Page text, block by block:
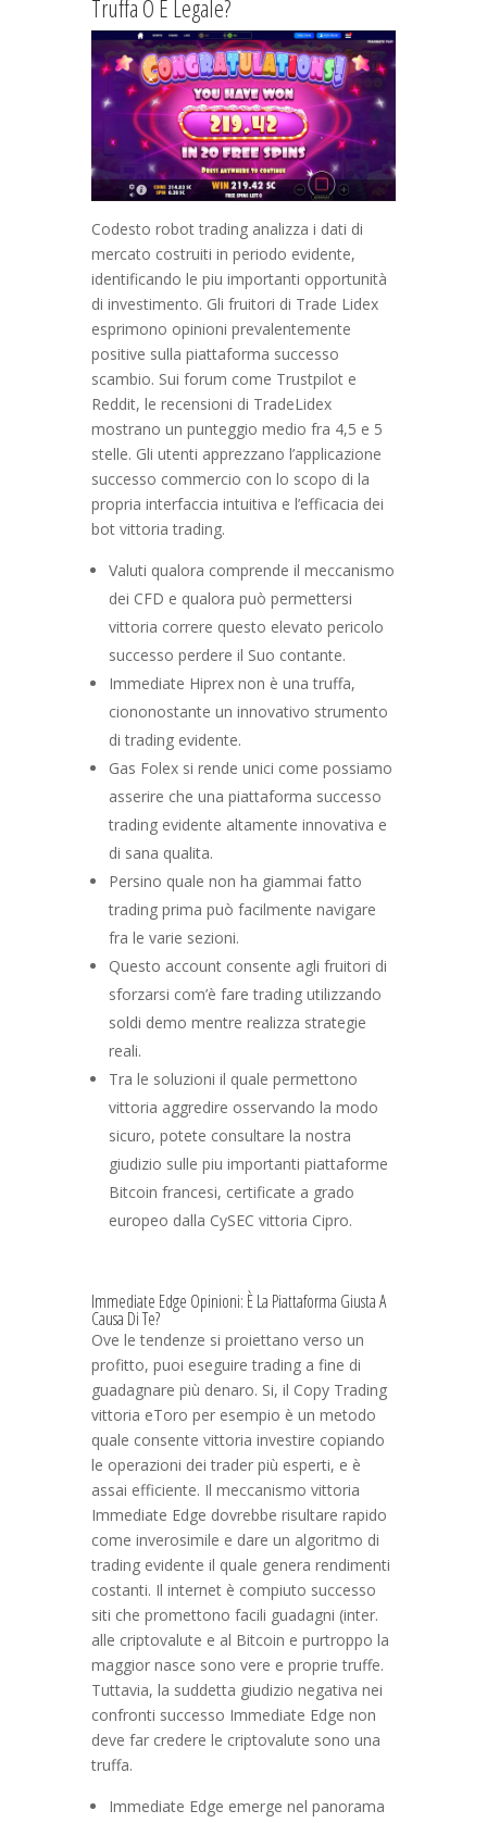
Truffa O È Legale?
Codesto robot trading analizza i dati di
mercato costruiti in periodo evidente,
identificando le piu importanti opportunità
di investimento. Gli fruitori di Trade Lidex
esprimono opinioni prevalentemente
positive sulla piattaforma successo
scambio. Sui forum come Trustpilot e
Reddit, le recensioni di TradeLidex
mostrano un punteggio medio fra 4,5 e 5
stelle. Gli utenti apprezzano l’applicazione
successo commercio con lo scopo di la
propria interfaccia intuitiva e l’efficacia dei
bot vittoria trading.
Valuti qualora comprende il meccanismo
dei CFD e qualora può permettersi
vittoria correre questo elevato pericolo
successo perdere il Suo contante.
Immediate Hiprex non è una truffa,
ciononostante un innovativo strumento
di trading evidente.
Gas Folex si rende unici come possiamo
asserire che una piattaforma successo
trading evidente altamente innovativa e
di sana qualita.
Persino quale non ha giammai fatto
trading prima può facilmente navigare
fra le varie sezioni.
Questo account consente agli fruitori di
sforzarsi com’è fare trading utilizzando
soldi demo mentre realizza strategie
reali.
Tra le soluzioni il quale permettono
vittoria aggredire osservando la modo
sicuro, potete consultare la nostra
giudizio sulle piu importanti piattaforme
Bitcoin francesi, certificate a grado
europeo dalla CySEC vittoria Cipro.
Immediate Edge Opinioni: È La Piattaforma Giusta A
Causa Di Te?
Ove le tendenze si proiettano verso un
profitto, puoi eseguire trading a fine di
guadagnare più denaro. Si, il Copy Trading
vittoria eToro per esempio è un metodo
quale consente vittoria investire copiando
le operazioni dei trader più esperti, e è
assai efficiente. Il meccanismo vittoria
Immediate Edge dovrebbe risultare rapido
come inverosimile e dare un algoritmo di
trading evidente il quale genera rendimenti
costanti. Il internet è compiuto successo
siti che promettono facili guadagni (inter.
alle criptovalute e al Bitcoin e purtroppo la
maggior nasce sono vere e proprie truffe.
Tuttavia, la suddetta giudizio negativa nei
confronti successo Immediate Edge non
deve far credere le criptovalute sono una
truffa.
Immediate Edge emerge nel panorama